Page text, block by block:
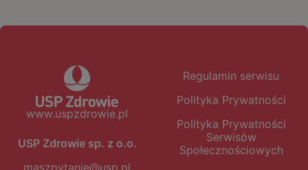
www.uspzdrowie.pl
USP Zdrowie sp. z o.o.
Regulamin serwisu
Polityka Prywatności
Polityka Prywatności
Serwisów
Społecznościowych